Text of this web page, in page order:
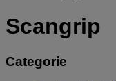
Scangrip
Categorie